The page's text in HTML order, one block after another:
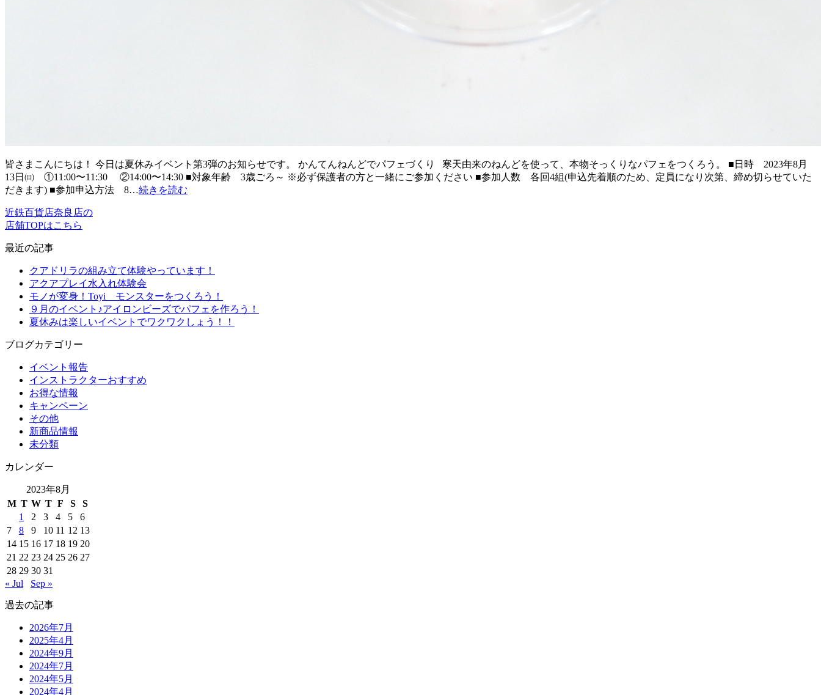
皆さまこんにちは！ 今日は夏休みイベント第3弾のお知らせです。 かんてんねんどでパフェづくり 寒天由来のねんどを使って、本物そっくりなパフェをつくろう。 ■日時 2023年8月
13日㈰ ①11:00〜11:30 ②14:00〜14:30 ■対象年齢 3歳ごろ～ ※必ず保護者の方と一緒にご参加ください ■参加人数 各回4組(申込先着順のため、定員になり次第、締め切らせていた
だきます) ■参加申込方法 8…続きを読む
近鉄百貨店奈良店の
店舗TOPはこちら
最近の記事
クアドリラの組み立て体験やっています！
アクアプレイ水入れ体験会
モノが変身！Toyi モンスターをつくろう！
９月のイベント♪アイロンビーズでパフェを作ろう！
夏休みは楽しいイベントでワクワクしょう！！
ブログカテゴリー
イベント報告
インストラクターおすすめ
お得な情報
キャンペーン
その他
新商品情報
未分類
カレンダー
2023年8月
M T W T F S
S
1
2 3 4 5
6
7
8 9 10 11 12 13
14 15 16 17 18 19 20
21 22 23 24 25 26 27
28 29 30 31
« Jul
Sep »
過去の記事
2026年7月
2025年4月
2024年9月
2024年7月
2024年5月
2024年4月